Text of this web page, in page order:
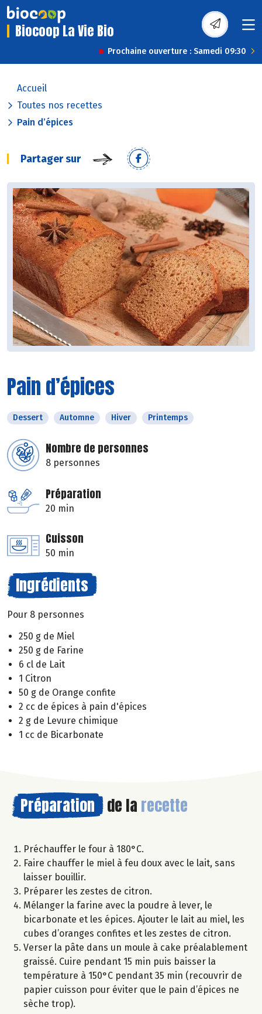
Biocoop La Vie Bio
Prochaine ouverture : Samedi 09:30
Accueil
Toutes nos recettes
Pain d’épices
Partager sur
Pain d’épices
Dessert Automne Hiver Printemps
Nombre de personnes
8 personnes
Préparation
20 min
Cuisson
50 min
Ingrédients
Pour 8 personnes
250 g de Miel
250 g de Farine
6 cl de Lait
1 Citron
50 g de Orange confite
2 cc de épices à pain d'épices
2 g de Levure chimique
1 cc de Bicarbonate
Préparation de la recette
Préchauffer le four à 180°C.
Faire chauffer le miel à feu doux avec le lait, sans
laisser bouillir.
Préparer les zestes de citron.
Mélanger la farine avec la poudre à lever, le
bicarbonate et les épices. Ajouter le lait au miel, les
cubes d’oranges confites et les zestes de citron.
Verser la pâte dans un moule à cake préalablement
graissé. Cuire pendant 15 min puis baisser la
température à 150°C pendant 35 min (recouvrir de
papier cuisson pour éviter que le pain d’épices ne
sèche trop).